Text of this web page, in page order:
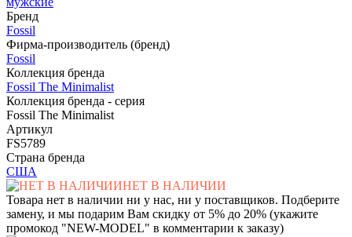
Бренд
Fossil
Фирма-производитель (бренд)
Fossil
Коллекция бренда
Fossil The Minimalist
Коллекция бренда - серия
Fossil The Minimalist
Артикул
FS5789
Страна бренда
США
НЕТ В НАЛИЧИИ
Товара нет в наличии ни у нас, ни у поставщиков. Подберите
замену, и мы подарим Вам скидку от 5% до 20% (укажите
промокод "NEW-MODEL" в комментарии к заказу)